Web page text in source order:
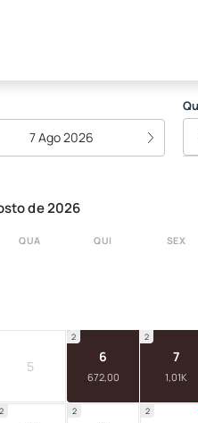
7 Ago 2026
de 2026
QUA QUI SEX
5
6
672,00
2
7
1,01K
2
2 2 2